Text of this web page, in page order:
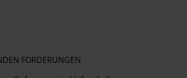
FORDERUNGEN